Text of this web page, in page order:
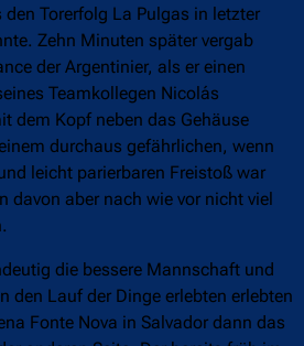
Torerfolg La Pulgas in letzter
Zehn Minuten später vergab
der Argentinier, als er einen
Teamkollegen Nicolás
dem Kopf neben das Gehäuse
durchaus gefährlichen, wenn
leicht parierbaren Freistoß war
davon aber nach wie vor nicht viel
die bessere Mannschaft und
den Lauf der Dinge erlebten erlebten
Fonte Nova in Salvador dann das